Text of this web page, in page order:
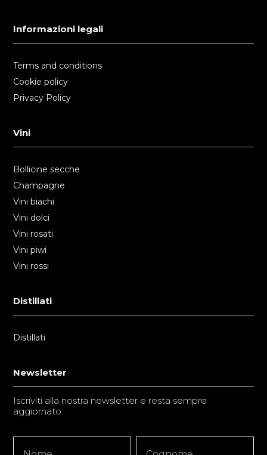
Informazioni legali
Terms and conditions
Cookie policy
Privacy Policy
Vini
Bollicine secche
Champagne
Vini biachi
Vini dolci
Vini rosati
Vini piwi
Vini rossi
Distillati
Distillati
Newsletter
Iscriviti alla nostra newsletter e resta sempre
aggiornato